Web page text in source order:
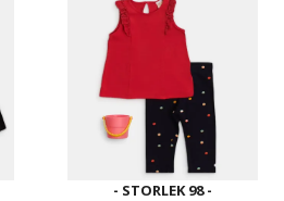
- STORLEK 98 -